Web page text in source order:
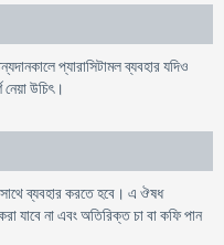
প্যারাসিটামল ব্যবহার যদিও
নেয়া উচিৎ।
ব্যবহার করতে হবে। এ ঔষধ
যাবে না এবং অতিরিক্ত চা বা কফি পান